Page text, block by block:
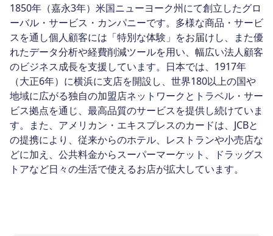
1850年（嘉永3年）米国ニューヨーク州にて創立したグロ
ーバル・サービス・カンパニーです。多様な商品・サービ
スを通し個人顧客には「特別な体験」をお届けし、また優
れたデータ分析や経費削減ツールを用い、幅広い法人顧客
のビジネス成長を支援しています。日本では、1917年
（大正6年）に横浜に支店を開設し、世界180以上の国や
地域に広がる独自の加盟店ネットワークとトラベル・サー
ビス拠点を通じ、最高品質のサービスを提供し続けていま
す。また、アメリカン・エキスプレスのカードは、JCBと
の提携により、従来からのホテル、レストランや小売店な
どに加え、公共料金からスーパーマーケット、ドラッグス
トアなど日々の生活で使えるお店が拡大しています。